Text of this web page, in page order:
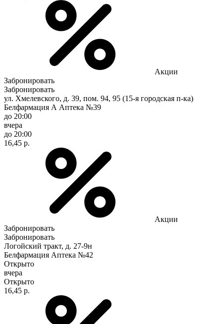
Акции
Забронировать
Забронировать
ул. Хмелевского, д. 39, пом. 94, 95 (15-я городская п-ка)
Белфармация А Аптека №39
до 20:00
вчера
до 20:00
16,45 р.
Акции
Забронировать
Забронировать
Логойский тракт, д. 27-9н
Белфармация Аптека №42
Открыто
вчера
Открыто
16,45 р.